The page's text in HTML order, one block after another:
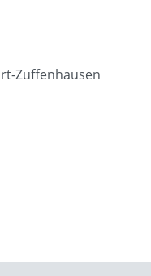
Zuffenhausen